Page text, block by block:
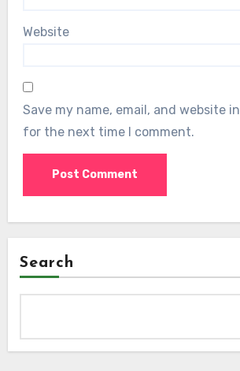
Website
Save my name, email, and website
for the next time I comment.
Search